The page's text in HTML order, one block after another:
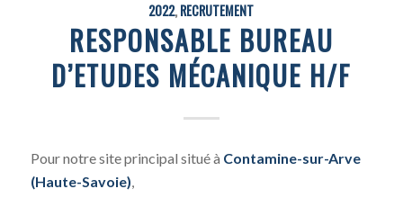
2022,RECRUTEMENT
RESPONSABLE BUREAU
D’ETUDES MÉCANIQUE H/F
Pour notre site principal situé à Contamine-sur-Arve
(Haute-Savoie)